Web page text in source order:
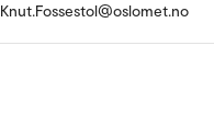
Knut.Fossestol@oslomet.no